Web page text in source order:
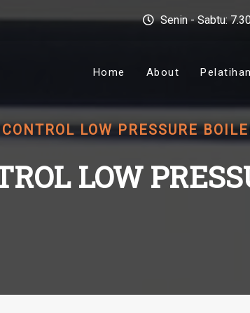
Senin - Sabtu:
Home About Pelatihan
LOW PRESSURE
LOW